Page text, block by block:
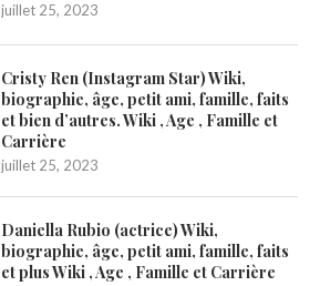
juillet 25, 2023
Cristy Ren (Instagram Star) Wiki,
biographie, âge, petit ami, famille, faits
et bien d’autres. Wiki , Age , Famille et
Carrière
juillet 25, 2023
Daniella Rubio (actrice) Wiki,
biographie, âge, petit ami, famille, faits
et plus Wiki , Age , Famille et Carrière